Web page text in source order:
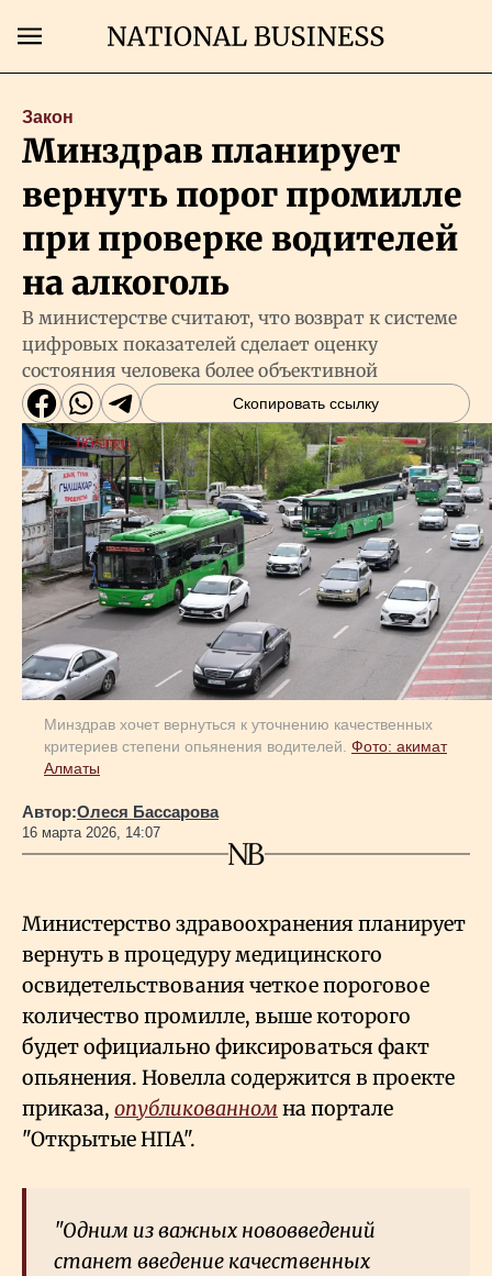
Главная
Экономика
Бизнес
Рынки
Технологии
Власть
Геополитика
Исследования
Люди
Life & Arts
О нас
Закон
Минздрав планирует
вернуть порог промилле
при проверке водителей
на алкоголь
В министерстве считают, что возврат к системе
цифровых показателей сделает оценку
состояния человека более объективной
Скопировать ссылку
Минздрав хочет вернуться к уточнению качественных
критериев степени опьянения водителей. Фото: акимат
Алматы
Автор:Олеся Бассарова
16 марта 2026, 14:07
Министерство здравоохранения планирует
вернуть в процедуру медицинского
освидетельствования четкое пороговое
количество промилле, выше которого
будет официально фиксироваться факт
опьянения. Новелла содержится в проекте
приказа, опубликованном на портале
"Открытые НПА".
"Одним из важных нововведений
станет введение качественных